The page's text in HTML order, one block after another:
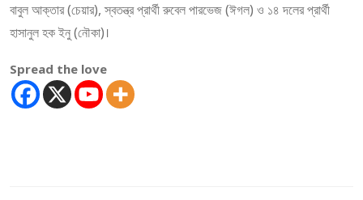
বাবুল আক্তার (চেয়ার), স্বতন্ত্র প্রার্থী রুবেল পারভেজ (ঈগল) ও ১৪ দলের প্রার্থী
হাসানুল হক ইনু (নৌকা)।
Spread the love